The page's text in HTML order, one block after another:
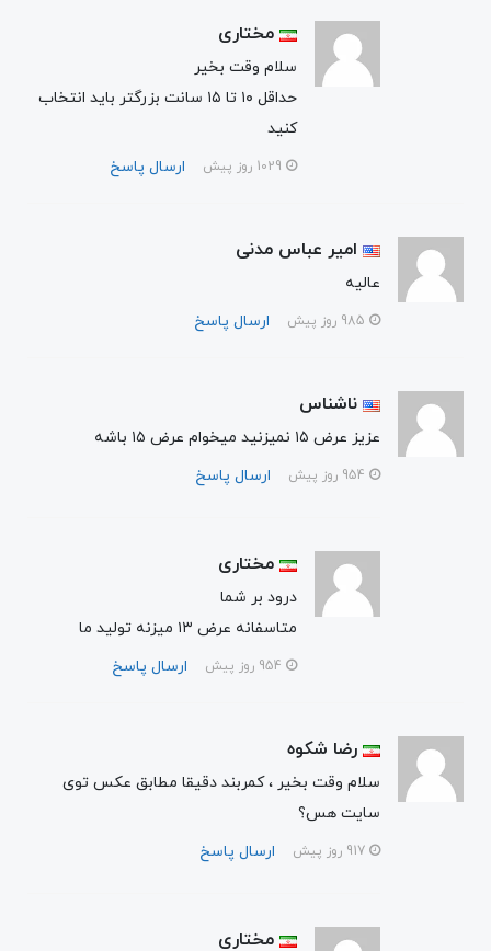
مختاری
سلام وقت بخیر
حداقل ۱۰ تا ۱۵ سانت بزرگتر باید انتخاب
کنید
ارسال پاسخ
امیر عباس مدنی
عالیه
ارسال پاسخ
ناشناس
عزیز عرض ۱۵ نمیزنید میخوام عرض ۱۵ باشه
ارسال پاسخ
مختاری
درود بر شما
متاسفانه عرض ۱۳ میزنه تولید ما
ارسال پاسخ
رضا شکوه
سلام وقت بخیر ، کمربند دقیقا مطابق عکس توی
سایت هس؟
ارسال پاسخ
مختاری